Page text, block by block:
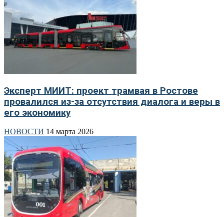
Эксперт МИИТ: проект трамвая в Ростове
провалился из-за отсутствия диалога и веры в
его экономику
НОВОСТИ 14 марта 2026